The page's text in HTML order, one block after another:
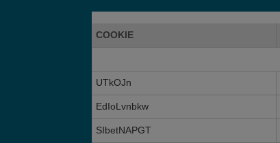
COOKIE
UTkOJn
EdIoLvnbkw
SIbetNAPGT